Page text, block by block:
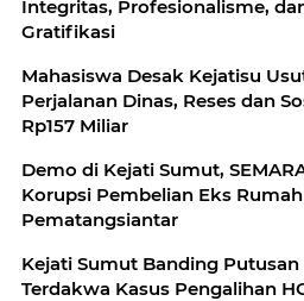
Integritas, Profesionalisme,
Gratifikasi
Mahasiswa Desak Kejatisu
Perjalanan Dinas, Reses dan
Rp157 Miliar
Demo di Kejati Sumut,
Korupsi Pembelian Eks
Pematangsiantar
Kejati Sumut Banding
Terdakwa Kasus Pengalihan